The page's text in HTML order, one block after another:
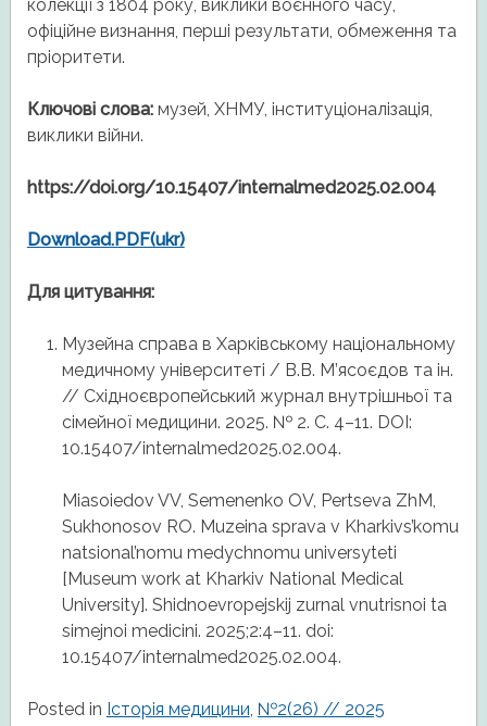
колекції з 1804 року, виклики воєнного часу,
офіційне визнання, перші результати, обмеження та
пріоритети.
Ключові слова:музей, ХНМУ, інституціоналізація,
виклики війни.
https://doi.org/10.15407/internalmed2025.02.004
Download.PDF(ukr)
Для цитування:
Музейна справа в Харківському національному
медичному університеті / В.В. М’ясоєдов та ін.
// Східноєвропейський журнал внутрішньої та
сімейної медицини. 2025. № 2. С. 4–11. DOI:
10.15407/internalmed2025.02.004.
Miasoiedov VV, Semenenko OV, Pertseva ZhM,
Sukhonosov RO. Muzeina sprava v Kharkivs’komu
natsional’nomu medychnomu universyteti
[Museum work at Kharkiv National Medical
University]. Shidnoevropejskij zurnal vnutrisnoi ta
simejnoi medicini. 2025;2:4–11. doi:
10.15407/internalmed2025.02.004.
Posted in Історія медицини, №2(26) // 2025